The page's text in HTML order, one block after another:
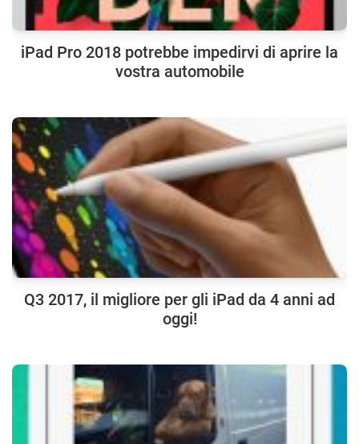
iPad Pro 2018 potrebbe impedirvi di aprire la
vostra automobile
Q3 2017, il migliore per gli iPad da 4 anni ad
oggi!